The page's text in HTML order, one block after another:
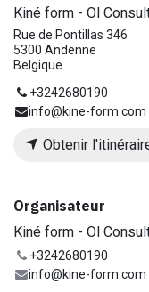
Kiné form - Ol
Rue de Pontillas 346
5300 Andenne
Belgique
+3242680190
info@kine-form.com
Obtenir
Organisateur
Kiné form - Ol
+3242680190
info@kine-form.com